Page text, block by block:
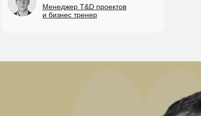
Менеджер T&D проектов
и бизнес тренер